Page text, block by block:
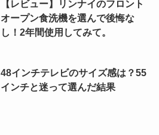
【レビュー】リンナイのフロント
オープン食洗機を選んで後悔な
し！2年間使用してみて。
48インチテレビのサイズ感は？55
インチと迷って選んだ結果